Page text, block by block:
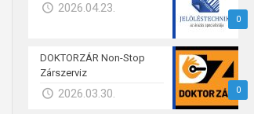
0
2026.04.23.
0
DOKTORZÁR Non-Stop
Zárszerviz
2026.03.30.